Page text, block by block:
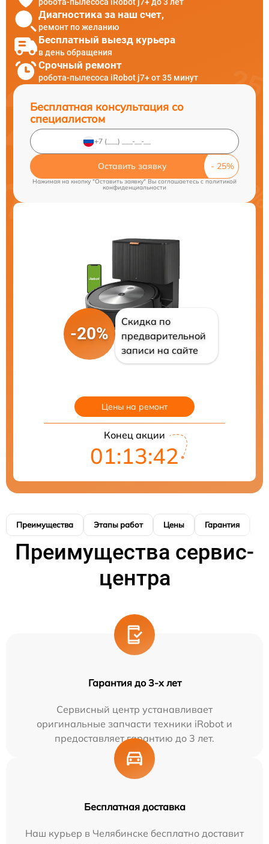
робота-пылесоса iRobot j7+ до 3 лет
Диагностика за наш счет,
ремонт по желанию
Бесплатный выезд курьера
в день обращения
Срочный ремонт
робота-пылесоса iRobot j7+ от 35 минут
Бесплатная консультация со
специалистом
Оставить заявку
Нажимая на кнопку "Оставить заявку" Вы соглашаетесь cполитикой
конфиденциальности
-20%
Скидка по
предварительной
записи на сайте
Цены на ремонт
Конец акции
01:13:41
Преимущества Этапы работ Цены Гарантия
Преимущества сервис-
центра
Гарантия до 3-х лет
Сервисный центр устанавливает
оригинальные запчасти техники iRobot и
предоставляет гарантию до 3 лет.
Бесплатная доставка
Наш курьер в Челябинске бесплатно доставит